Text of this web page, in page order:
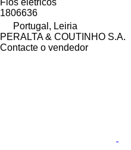
Fios elétricos
1806636
Portugal, Leiria
PERALTA & COUTINHO S.A.
Contacte o vendedor